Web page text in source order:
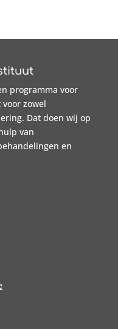
programma voor
zowel
Dat doen wij op
van
en